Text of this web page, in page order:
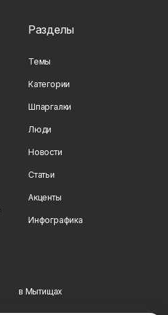
Разделы
Темы
Категории
Шпаргалки
Люди
Новости
Статьи
Акценты
Инфографика
в Мытищах